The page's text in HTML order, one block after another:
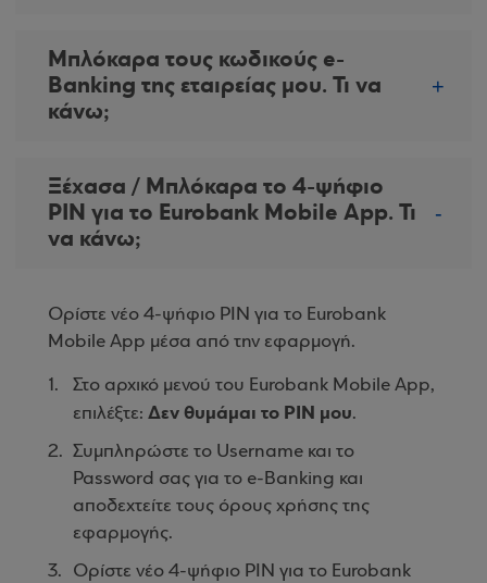
Μπλόκαρα τους κωδικούς e-
Banking της εταιρείας μου. Τι να
κάνω;
Ξέχασα / Μπλόκαρα το 4-ψήφιο
PIN για το Eurobank Mobile App. Τι
να κάνω;
Ορίστε νέο 4-ψήφιο PIN για το Eurobank
Mobile App μέσα από την εφαρμογή.
Στο αρχικό μενού του Eurobank Mobile App,
επιλέξτε: Δεν θυμάμαι το PIN μου.
Συμπληρώστε το Username και το
Password σας για το e-Banking και
αποδεχτείτε τους όρους χρήσης της
εφαρμογής.
Ορίστε νέο 4-ψήφιο PIN για το Eurobank